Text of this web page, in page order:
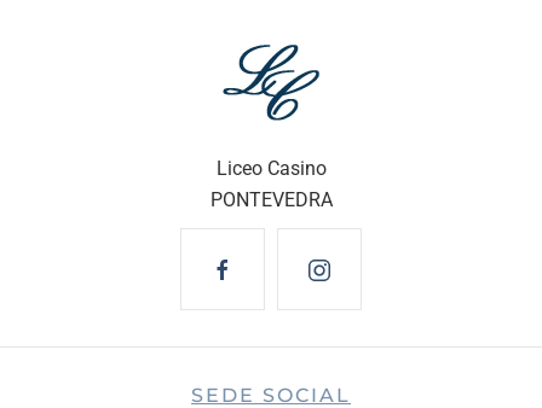
Liceo Casino
PONTEVEDRA
SEDE SOCIAL